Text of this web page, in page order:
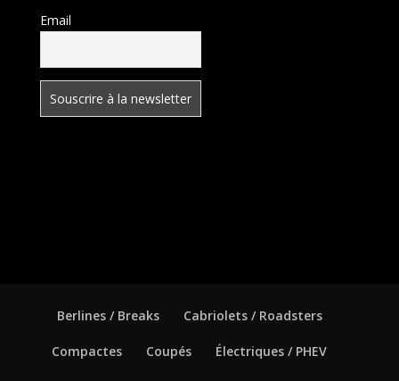
Email
Berlines / Breaks Cabriolets / Roadsters
Compactes Coupés Électriques / PHEV